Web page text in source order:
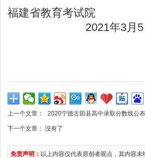
福建省教育考试院
2021年3月5
上一个文章： 2020宁德古田县高中录取分数线公布
下一个文章： 没有了
免责声明： 以上内容仅代表原创者观点，其内容